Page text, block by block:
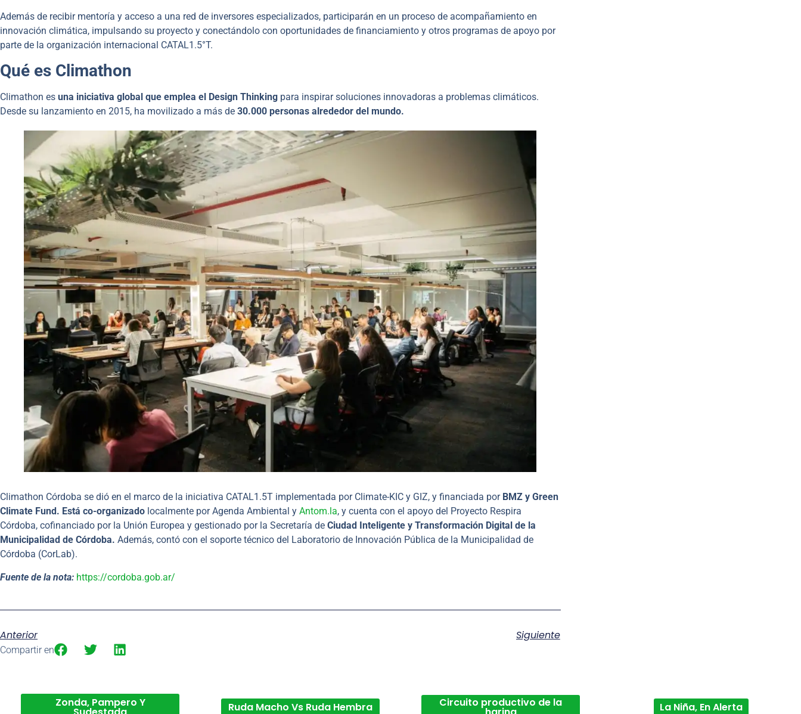
Además de recibir mentoría y acceso a una red de inversores especializados, participarán en un proceso de acompañamiento en
innovación climática, impulsando su proyecto y conectándolo con oportunidades de financiamiento y otros programas de apoyo por
parte de la organización internacional CATAL1.5°T.
Qué es Climathon
Climathon es una iniciativa global que emplea el Design Thinking para inspirar soluciones innovadoras a problemas climáticos.
Desde su lanzamiento en 2015, ha movilizado a más de 30.000 personas alrededor del mundo.
Climathon Córdoba se dió en el marco de la iniciativa CATAL1.5T implementada por Climate-KIC y GIZ, y financiada porBMZ y Green
Climate Fund. Está co-organizado localmente por Agenda Ambiental y Antom.la, y cuenta con el apoyo del Proyecto Respira
Córdoba, cofinanciado por la Unión Europea y gestionado por la Secretaría de Ciudad Inteligente y Transformación Digital de la
Municipalidad de Córdoba. Además, contó con el soporte técnico del Laboratorio de Innovación Pública de la Municipalidad de
Córdoba (CorLab).
Fuente de la nota: https://cordoba.gob.ar/
Anterior Siguiente
Compartir en
Zonda, Pampero Y Ruda Macho Vs Ruda Hembra Circuito productivo de la La Niña, En Alerta